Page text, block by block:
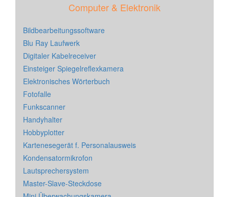
Computer & Elektronik
Bildbearbeitungssoftware
Blu Ray Laufwerk
Digitaler Kabelreceiver
Einsteiger Spiegelreflexkamera
Elektronisches Wörterbuch
Fotofalle
Funkscanner
Handyhalter
Hobbyplotter
Kartenesegerät f. Personalausweis
Kondensatormikrofon
Lautsprechersystem
Master-Slave-Steckdose